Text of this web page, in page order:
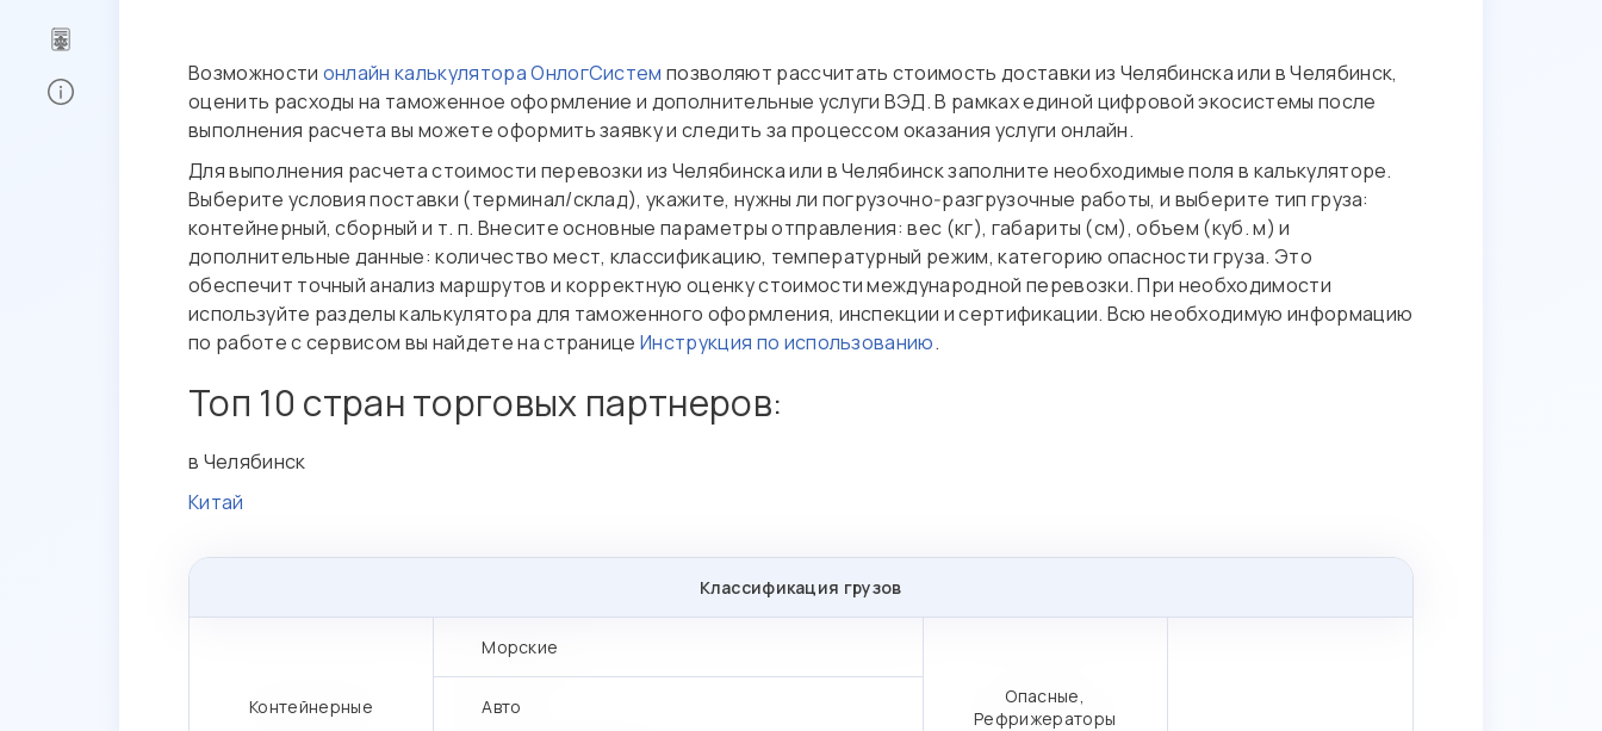
Возможности онлайн калькулятора ОнлогСистем позволяют рассчитать стоимость доставки из Челябинска или в Челябинск,
оценить расходы на таможенное оформление и дополнительные услуги ВЭД. В рамках единой цифровой экосистемы после
выполнения расчета вы можете оформить заявку и следить за процессом оказания услуги онлайн.
Для выполнения расчета стоимости перевозки из Челябинска или в Челябинск заполните необходимые поля в калькуляторе.
Выберите условия поставки (терминал/склад), укажите, нужны ли погрузочно‑разгрузочные работы, и выберите тип груза:
контейнерный, сборный и т. п. Внесите основные параметры отправления: вес (кг), габариты (см), объем (куб. м) и
дополнительные данные: количество мест, классификацию, температурный режим, категорию опасности груза. Это
обеспечит точный анализ маршрутов и корректную оценку стоимости международной перевозки. При необходимости
используйте разделы калькулятора для таможенного оформления, инспекции и сертификации. Всю необходимую информацию
по работе с сервисом вы найдете на страницеИнструкция по использованию.
Топ 10 стран торговых партнеров:
в Челябинск
Китай
Классификация грузов
Контейнерные
Морские
Авто
Опасные,
Рефрижераторы
Регистрация
Подписание
документов